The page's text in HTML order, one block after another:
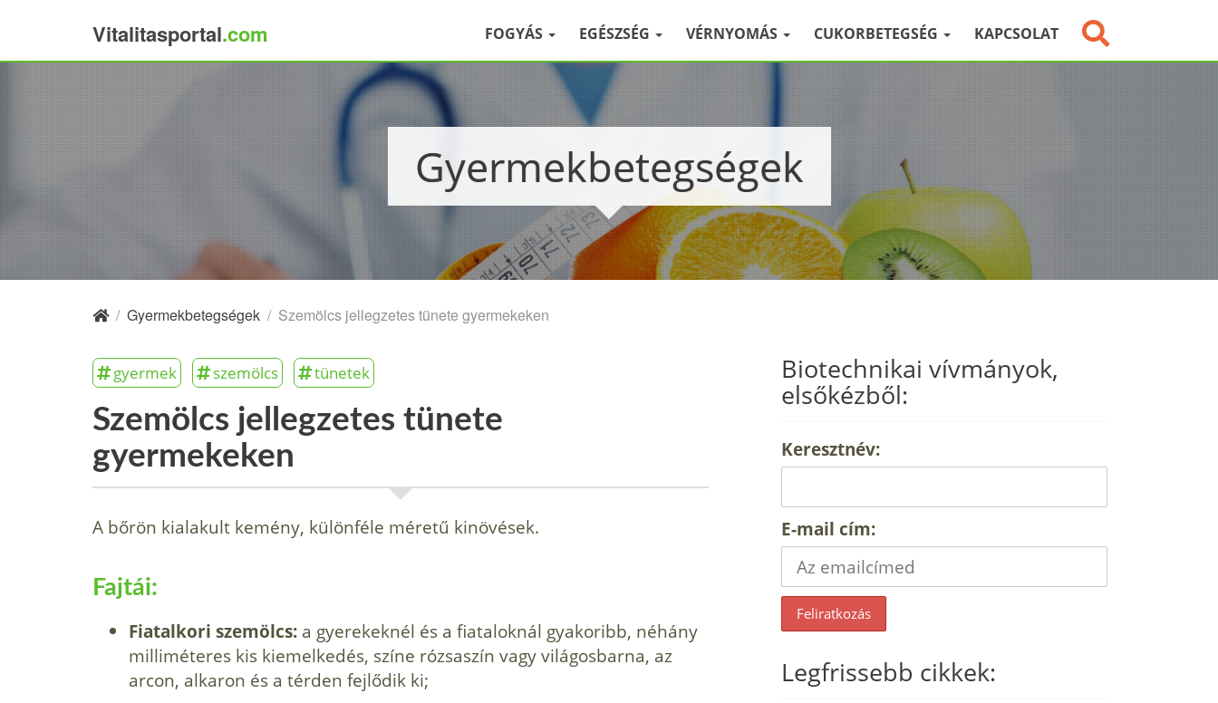
Vitalitasportal.com FOGYÁS EGÉSZSÉG VÉRNYOMÁS CUKORBETEGSÉG KAPCSOLAT
Gyermekbetegségek
/ Gyermekbetegségek / Szemölcs jellegzetes tünete gyermekeken
gyermek szemölcs tünetek
Szemölcs jellegzetes tünete
gyermekeken
A bőrön kialakult kemény, különféle méretű kinövések.
Fajtái:
Fiatalkori szemölcs: a gyerekeknél és a fiataloknál gyakoribb, néhány
milli­méteres kis kiemelkedés, színe rózsaszín vagy világosbarna, az
arcon, alkaron és a térden fejlődik ki;
Biotechnikai vívmányok,
elsőkézből:
Keresztnév:
E-mail cím:
Legfrissebb cikkek:
×